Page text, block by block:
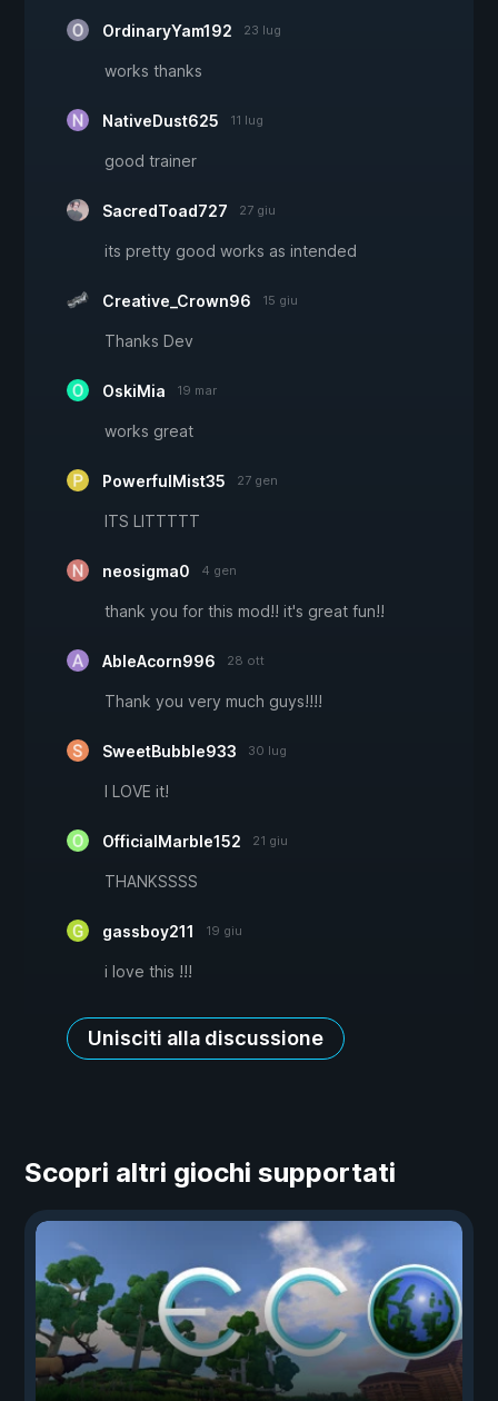
OrdinaryYam192 23 lug
works thanks
NativeDust625 11 lug
good trainer
SacredToad727 27 giu
its pretty good works as intended
Creative_Crown96 15 giu
Thanks Dev
OskiMia 19 mar
works great
PowerfulMist35 27 gen
ITS LITTTTT
neosigma0 4 gen
thank you for this mod!! it's great fun!!
AbleAcorn996 28 ott
Thank you very much guys!!!!
SweetBubble933 30 lug
I LOVE it!
OfficialMarble152 21 giu
THANKSSSS
gassboy211 19 giu
i love this !!!
Unisciti alla discussione
Scopri altri giochi supportati